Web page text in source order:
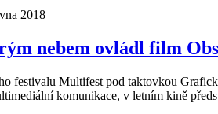
2018
nebem ovládl film
festivalu Multifest pod taktovkou
komunikace, v letním kině